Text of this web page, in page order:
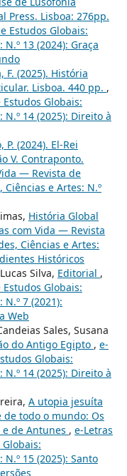
Press. Lisboa: 276pp.
Estudos Globais:
13 (2024): Graça
F. (2025). História
Lisboa. 440 pp. ,
Globais:
14 (2025): Direito à
P. (2024). El-Rei
V. Contraponto.
— Revista de
e Artes: N.º
História Global
com Vida — Revista
Ciências e Artes:
Históricos
Silva, Editorial ,
Globais:
7 (2021):
Web
Sales, Susana
do Antigo Egipto , e-
Globais:
14 (2025): Direito à
A utopia jesuíta
todo o mundo: Os
de Antunes , e-Letras
15 (2025): Santo